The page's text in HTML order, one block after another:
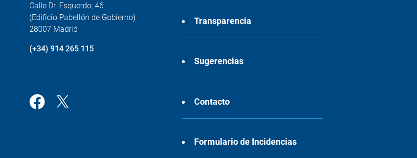
Calle Dr. Esquerdo, 46
(Edificio Pabellón de Gobierno)
28007 Madrid
(+34) 914 265 115
Transparencia
Sugerencias
Contacto
Formulario de Incidencias